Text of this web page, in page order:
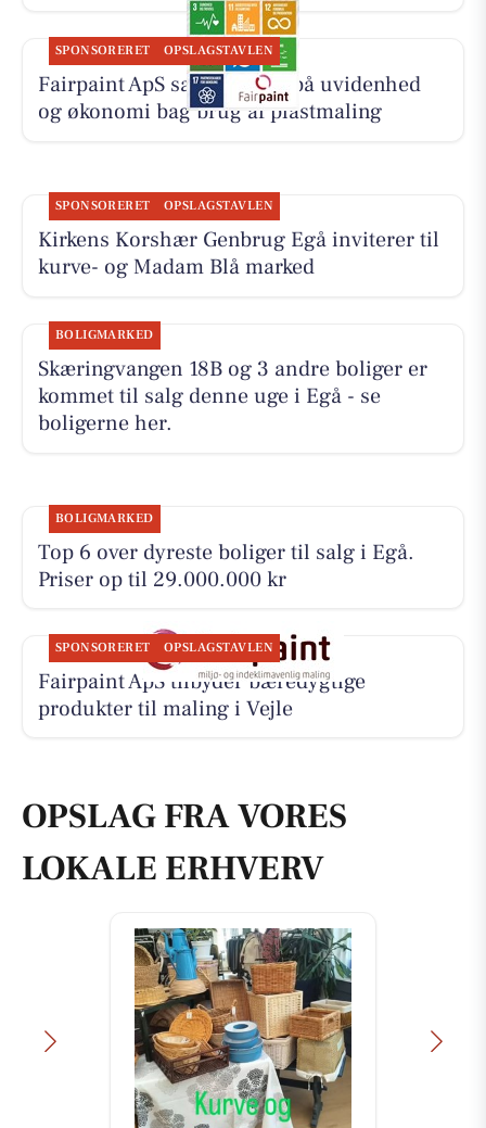
SPONSORERET OPSLAGSTAVLEN
Fairpaint ApS sætter fokus på uvidenhed
og økonomi bag brug af plastmaling
SPONSORERET OPSLAGSTAVLEN
Kirkens Korshær Genbrug Egå inviterer til
kurve- og Madam Blå marked
BOLIGMARKED
Skæringvangen 18B og 3 andre boliger er
kommet til salg denne uge i Egå - se
boligerne her.
BOLIGMARKED
Top 6 over dyreste boliger til salg i Egå.
Priser op til 29.000.000 kr
SPONSORERET OPSLAGSTAVLEN
Fairpaint ApS tilbyder bæredygtige
produkter til maling i Vejle
OPSLAG FRA VORES
LOKALE ERHVERV